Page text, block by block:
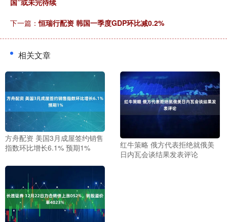
国”或未完待续
下一篇：恒瑞行配资 韩国一季度GDP环比减0.2%
相关文章
方舟配资 美国3月成屋签约销售
指数环比增长6.1% 预期1%
红牛策略 俄方代表拒绝就俄美
日内瓦会谈结果发表评论